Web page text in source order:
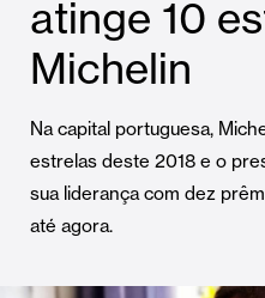
atinge 10
Michelin
Na capital portuguesa,
estrelas deste 2018 e o
sua liderança com dez
até agora.